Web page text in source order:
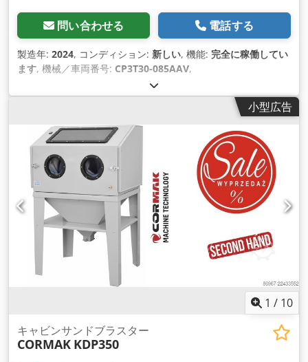
問い合わせる 電話する
製造年: 2024, コンディション: 新しい, 機能: 完全に稼働してい
ます, 機械／車両番号: CP3T30-085AAV,
小型広告
1 / 10
キャビンサンドブラスター
CORMAK KDP350